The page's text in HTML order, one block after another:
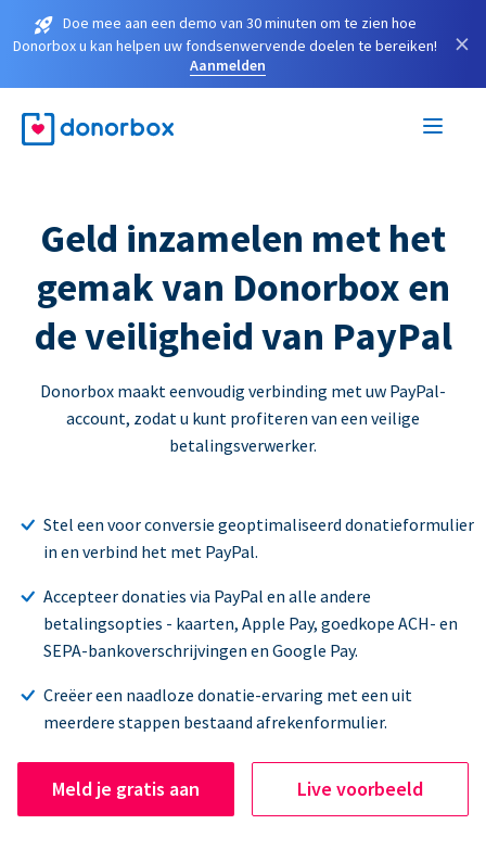
Doe mee aan een demo van 30 minuten om te zien hoe
Donorbox u kan helpen uw fondsenwervende doelen te bereiken!
Aanmelden
×
Geld inzamelen met het
gemak van Donorbox en
de veiligheid van PayPal
Donorbox maakt eenvoudig verbinding met uw PayPal-
account, zodat u kunt profiteren van een veilige
betalingsverwerker.
Stel een voor conversie geoptimaliseerd donatieformulier
in en verbind het met PayPal.
Accepteer donaties via PayPal en alle andere
betalingsopties - kaarten, Apple Pay, goedkope ACH- en
SEPA-bankoverschrijvingen en Google Pay.
Creëer een naadloze donatie-ervaring met een uit
meerdere stappen bestaand afrekenformulier.
Meld je gratis aan Live voorbeeld